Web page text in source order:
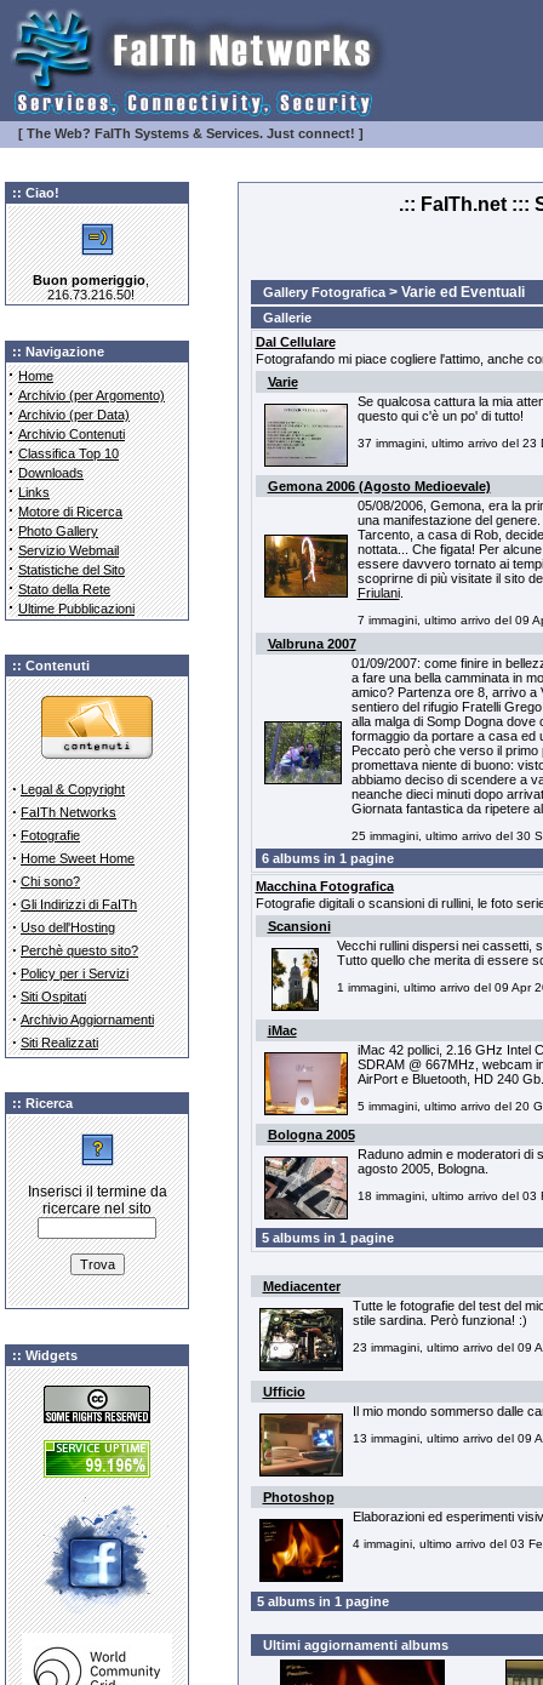
[ The Web? FaITh Systems & Services. Just connect! ]
:: Ciao!
Buon pomeriggio,
216.73.216.50!
:: Navigazione
· Home
· Archivio (per Argomento)
· Archivio (per Data)
· Archivio Contenuti
· Classifica Top 10
· Downloads
· Links
· Motore di Ricerca
· Photo Gallery
· Servizio Webmail
· Statistiche del Sito
· Stato della Rete
· Ultime Pubblicazioni
:: Contenuti
· Legal & Copyright
· FaITh Networks
· Fotografie
· Home Sweet Home
· Chi sono?
· Gli Indirizzi di FaITh
· Uso dell'Hosting
· Perchè questo sito?
· Policy per i Servizi
· Siti Ospitati
· Archivio Aggiornamenti
· Siti Realizzati
:: Ricerca
Inserisci il termine da
ricercare nel sito
:: Widgets
.:: FaITh.net :::
Gallery Fotografica> Varie ed Eventuali
Gallerie
Dal Cellulare
Fotografando mi piace cogliere l'attimo, anche
Varie
Se qualcosa cattura la mia
questo qui c'è un po' di tutto!
37 immagini, ultimo arrivo del 23
Gemona 2006 (Agosto Medioevale)
05/08/2006, Gemona, era la
una manifestazione del
Tarcento, a casa di Rob,
nottata... Che figata! Per
essere davvero tornato ai
scoprirne di più visitate il sito
Friulani.
7 immagini, ultimo arrivo del 09
Valbruna 2007
01/09/2007: come finire in
a fare una bella camminata in
amico? Partenza ore 8, arrivo a
sentiero del rifugio Fratelli
alla malga di Somp Dogna dove
formaggio da portare a casa ed
Peccato però che verso il primo
promettava niente di buono:
abbiamo deciso di scendere a
neanche dieci minuti dopo
Giornata fantastica da ripetere
25 immagini, ultimo arrivo del 30
6 albums in 1 pagine
Macchina Fotografica
Fotografie digitali o scansioni di rullini, le foto
Scansioni
Vecchi rullini dispersi nei cassetti,
Tutto quello che merita di essere
1 immagini, ultimo arrivo del 09 Apr
iMac
iMac 42 pollici, 2.16 GHz Intel
SDRAM @ 667MHz, webcam
AirPort e Bluetooth, HD 240
5 immagini, ultimo arrivo del 20
Bologna 2005
Raduno admin e moderatori di
agosto 2005, Bologna.
18 immagini, ultimo arrivo del 03
5 albums in 1 pagine
Mediacenter
Tutte le fotografie del test del
stile sardina. Però funziona! :)
23 immagini, ultimo arrivo del 09
Ufficio
Il mio mondo sommerso dalle
13 immagini, ultimo arrivo del 09
Photoshop
Elaborazioni ed esperimenti
4 immagini, ultimo arrivo del 03
5 albums in 1 pagine
Ultimi aggiornamenti albums